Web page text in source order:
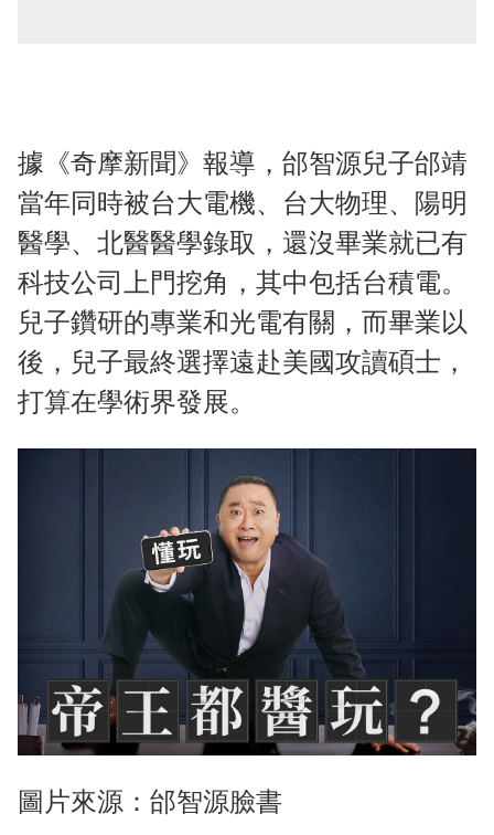
據《奇摩新聞》報導，邰智源兒子邰靖
當年同時被台大電機、台大物理、陽明
醫學、北醫醫學錄取，還沒畢業就已有
科技公司上門挖角，其中包括台積電。
兒子鑽研的專業和光電有關，而畢業以
後，兒子最終選擇遠赴美國攻讀碩士，
打算在學術界發展。
圖片來源：邰智源臉書